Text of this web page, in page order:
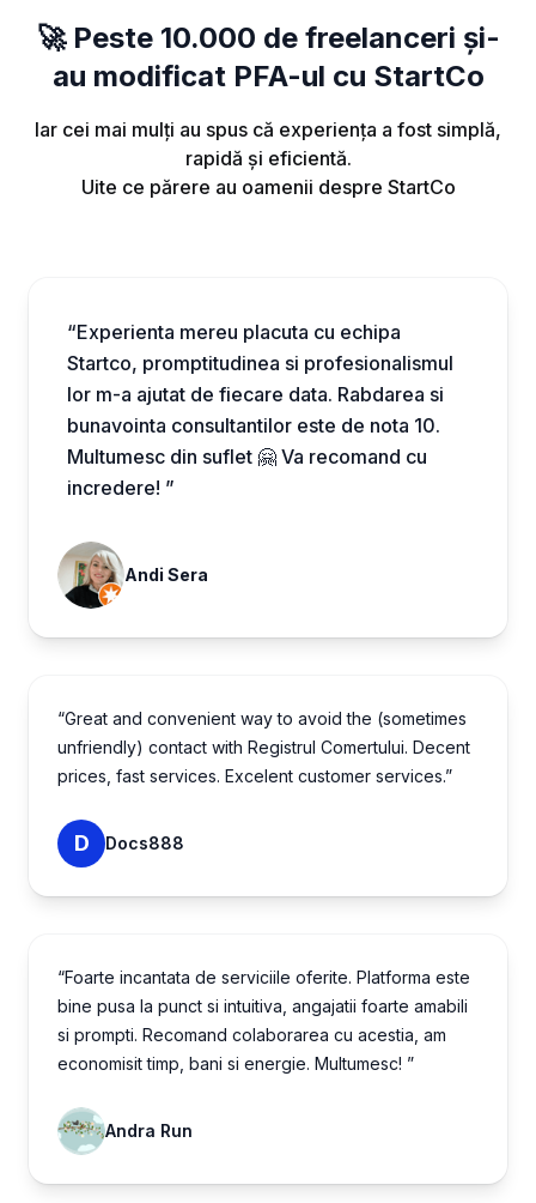
🚀 Peste 10.000 de freelanceri și-
au modificat PFA-ul cu StartCo
Iar cei mai mulți au spus că experiența a fost simplă,
rapidă și eficientă.
Uite ce părere au oamenii despre StartCo
“Experienta mereu placuta cu echipa
Startco, promptitudinea si profesionalismul
lor m-a ajutat de fiecare data. Rabdarea si
bunavointa consultantilor este de nota 10.
Multumesc din suflet 🤗 Va recomand cu
incredere! ”
Andi Sera
“Great and convenient way to avoid the (sometimes
unfriendly) contact with Registrul Comertului. Decent
prices, fast services. Excelent customer services.”
D Docs888
“Foarte incantata de serviciile oferite. Platforma este
bine pusa la punct si intuitiva, angajatii foarte amabili
si prompti. Recomand colaborarea cu acestia, am
economisit timp, bani si energie. Multumesc! ”
Andra Run